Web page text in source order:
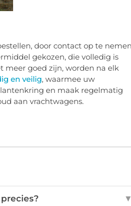
door contact op te nemen
gekozen, die volledig is
meer goed zijn, worden na elk
en veilig, waarmee uw
en maak regelmatig
aan vrachtwagens.
▼